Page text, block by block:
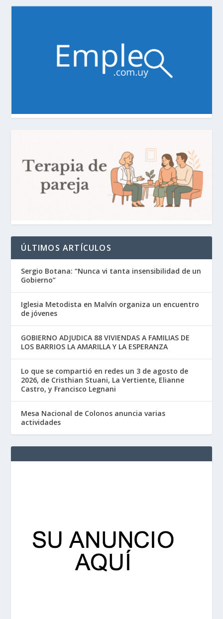
ÚLTIMOS ARTÍCULOS
Sergio Botana: “Nunca vi tanta insensibilidad de un
Gobierno”
Iglesia Metodista en Malvín organiza un encuentro
de jóvenes
GOBIERNO ADJUDICA 88 VIVIENDAS A FAMILIAS DE
LOS BARRIOS LA AMARILLA Y LA ESPERANZA
Lo que se compartió en redes un 3 de agosto de
2026, de Cristhian Stuani, La Vertiente, Elianne
Castro, y Francisco Legnani
Mesa Nacional de Colonos anuncia varias
actividades